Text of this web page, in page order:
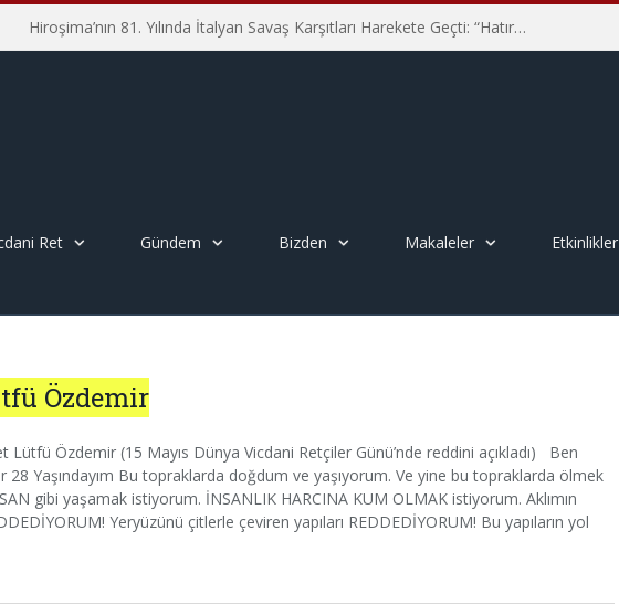
Hiroşima’nın 81. Yılında İtalyan Savaş Karşıtları Harekete Geçti: “Hatırlamak yeterli değil”
Ret Gündem Bizden Makaleler Etkinlikler
Özdemir
Lütfü Özdemir (15 Mayıs Dünya Vicdani Retçiler Günü’nde reddini açıkladı) Ben
Yaşındayım Bu topraklarda doğdum ve yaşıyorum. Ve yine bu topraklarda ölmek
gibi yaşamak istiyorum. İNSANLIK HARCINA KUM OLMAK istiyorum. Aklımın
Yeryüzünü çitlerle çeviren yapıları REDDEDİYORUM! Bu yapıların yol